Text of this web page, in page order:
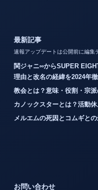
最新記事
速報アップデートは公開前に編集
関ジャニ∞からSUPER
理由と改名の経緯を2024年
教会とは？意味・役割・宗
カノックスターとは？活動
メルエムの死因とコムギと
お問い合わせ